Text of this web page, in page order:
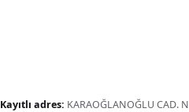
Kayıtlı adres: KARAOĞLANOĞLU CAD.